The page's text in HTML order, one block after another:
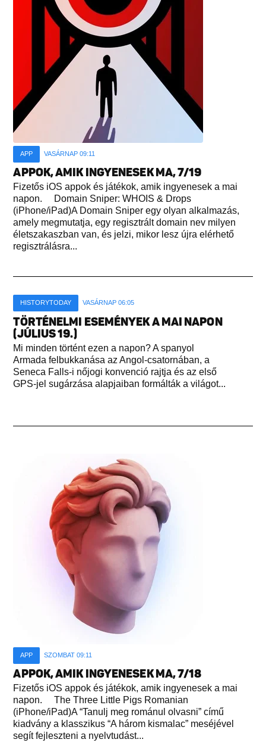
APP VASÁRNAP 09:11
APPOK, AMIK INGYENESEK MA, 7/19
Fizetős iOS appok és játékok, amik ingyenesek a mai
napon. Domain Sniper: WHOIS & Drops
(iPhone/iPad)A Domain Sniper egy olyan alkalmazás,
amely megmutatja, egy regisztrált domain nev milyen
életszakaszban van, és jelzi, mikor lesz újra elérhető
regisztrálásra...
HISTORYTODAY VASÁRNAP 06:05
TÖRTÉNELMI ESEMÉNYEK A MAI NAPON
(JÚLIUS 19.)
Mi minden történt ezen a napon? A spanyol
Armada felbukkanása az Angol-csatornában, a
Seneca Falls-i nőjogi konvenció rajtja és az első
GPS-jel sugárzása alapjaiban formálták a világot...
APP SZOMBAT 09:11
APPOK, AMIK INGYENESEK MA, 7/18
Fizetős iOS appok és játékok, amik ingyenesek a mai
napon. The Three Little Pigs Romanian
(iPhone/iPad)A “Tanulj meg románul olvasni” című
kiadvány a klasszikus “A három kismalac” meséjével
segít fejleszteni a nyelvtudást...